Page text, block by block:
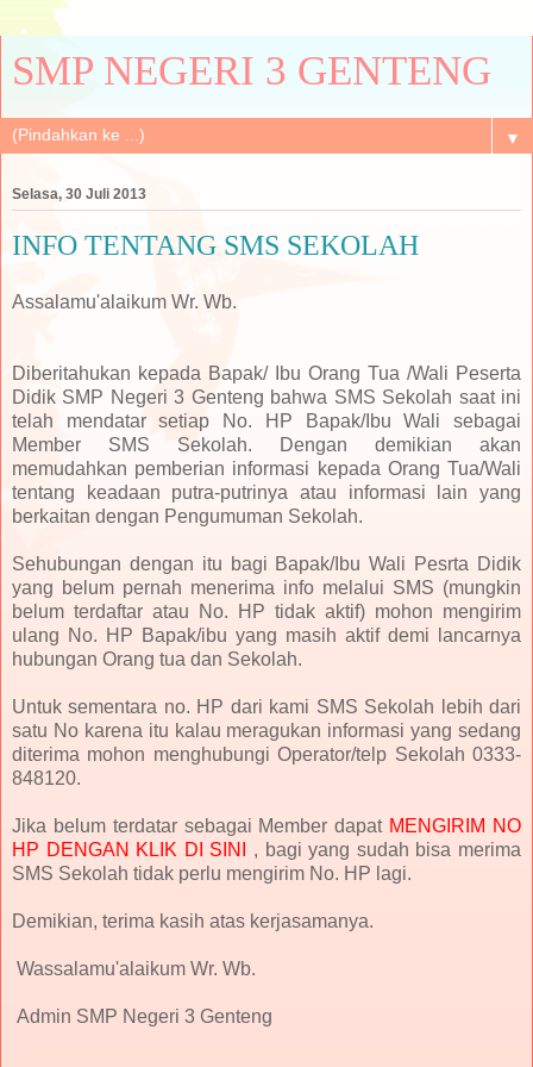
SMP NEGERI 3 GENTENG
▼
Selasa, 30 Juli 2013
INFO TENTANG SMS SEKOLAH
Assalamu'alaikum Wr. Wb.
Diberitahukan kepada Bapak/ Ibu Orang Tua /Wali Peserta
Didik SMP Negeri 3 Genteng bahwa SMS Sekolah saat ini
telah mendatar setiap No. HP Bapak/Ibu Wali sebagai
Member SMS Sekolah. Dengan demikian akan
memudahkan pemberian informasi kepada Orang Tua/Wali
tentang keadaan putra-putrinya atau informasi lain yang
berkaitan dengan Pengumuman Sekolah.
Sehubungan dengan itu bagi Bapak/Ibu Wali Pesrta Didik
yang belum pernah menerima info melalui SMS (mungkin
belum terdaftar atau No. HP tidak aktif) mohon mengirim
ulang No. HP Bapak/ibu yang masih aktif demi lancarnya
hubungan Orang tua dan Sekolah.
Untuk sementara no. HP dari kami SMS Sekolah lebih dari
satu No karena itu kalau meragukan informasi yang sedang
diterima mohon menghubungi Operator/telp Sekolah 0333-
848120.
Jika belum terdatar sebagai Member dapat MENGIRIM NO
HP DENGAN KLIK DI SINI
, bagi yang sudah bisa merima
SMS Sekolah tidak perlu mengirim No. HP lagi.
Demikian, terima kasih atas kerjasamanya.
Wassalamu'alaikum Wr. Wb.
Admin SMP Negeri 3 Genteng